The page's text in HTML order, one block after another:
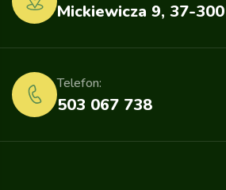
Mickiewicza 9, 37-
503 067 738
Telefon: